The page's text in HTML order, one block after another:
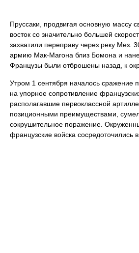
Пруссаки, продвигая основную массу
восток со значительно большей
захватили переправу через реку Мез.
армию Мак-Магона близ Бомона и
Французы были отброшены назад, к
Утром 1 сентября началось сражение
на упорное сопротивление
располагавшие первоклассной
позиционными преимуществами,
сокрушительное поражение.
французские войска сосредоточились в